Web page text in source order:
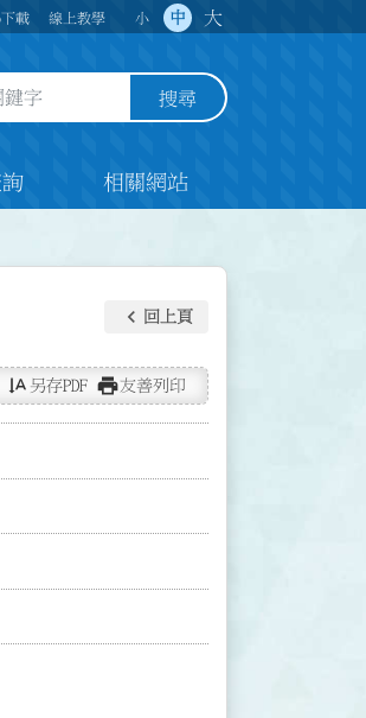
載 線上教學 小 中 大
搜尋
相關網站
keyboard_arrow_left 回上頁
text_rotate_vertical 另存PDF print友善列印